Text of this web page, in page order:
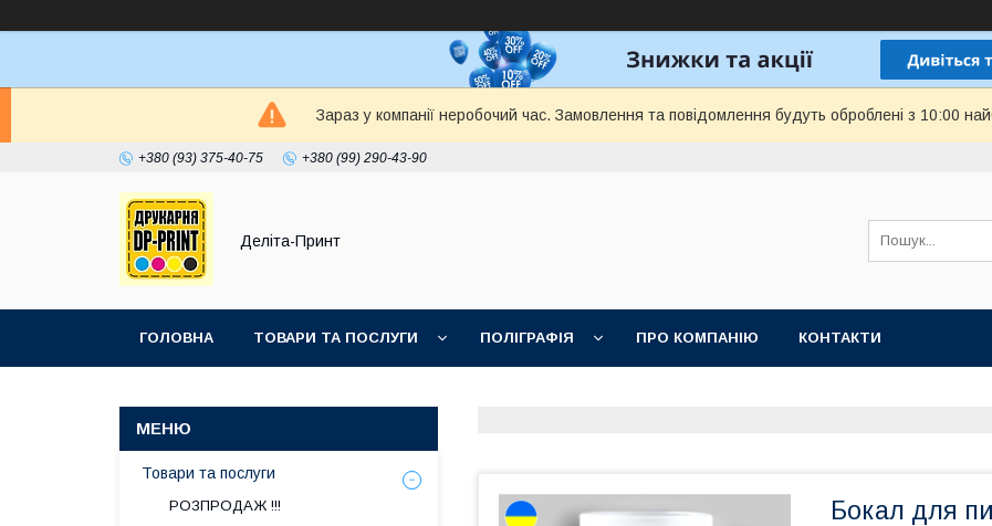
Зараз у компанії неробочий час. Замовлення та повідомлення будуть оброблені з 10:00
+380 (93) 375-40-75 +380 (99) 290-43-90
Деліта-Принт
ГОЛОВНА ТОВАРИ ТА ПОСЛУГИ ПОЛІГРАФІЯ ПРО КОМПАНІЮ КОНТАКТИ
Бокал для
Товари та послуги
РОЗПРОДАЖ !!!